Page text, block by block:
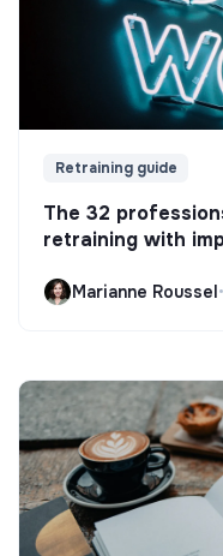
Retraining guide
The 32
retraining with
Marianne Roussel•